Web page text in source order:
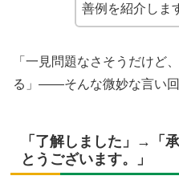
善例を紹介しま
「一見問題なさそうだけど
る」――そんな微妙な言い回
「了解しました」→「
とうございます。」